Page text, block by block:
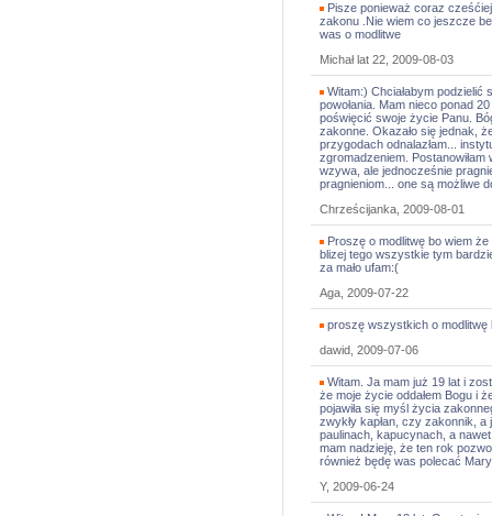
Pisze ponieważ coraz
zakonu .Nie wiem co jeszcze
was o modlitwe
Michał lat 22, 2009-08-03
Witam:) Chciałabym
powołania. Mam nieco ponad
poświęcić swoje życie Panu.
zakonne. Okazało się jednak,
przygodach odnalazłam...
zgromadzeniem.
wzywa, ale jednocześnie
pragnieniom... one są możliwe
Chrześcijanka, 2009-08-01
Proszę o modlitwę bo wiem
blizej tego wszystkie tym
za mało ufam:(
Aga, 2009-07-22
proszę wszystkich o modlitwę
dawid, 2009-07-06
Witam. Ja mam już 19 lat i
że moje życie oddałem Bogu i
pojawiła się myśl życia
zwykły kapłan, czy zakonnik,
paulinach, kapucynach, a
mam nadzieję, że ten rok
również będę was polecać
Y, 2009-06-24